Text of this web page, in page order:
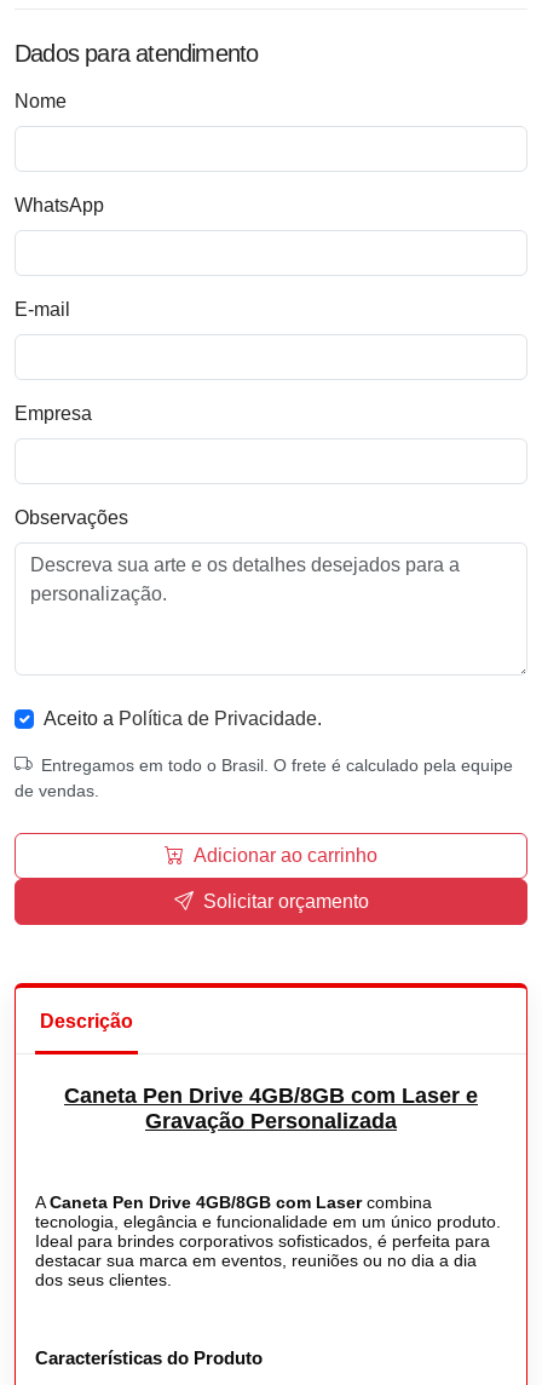
Dados para atendimento
Nome
WhatsApp
E-mail
Empresa
Observações
Aceito a Política de Privacidade.
Entregamos em todo o Brasil. O frete é calculado pela equipe
de vendas.
Adicionar ao carrinho
Solicitar orçamento
Descrição
Caneta Pen Drive 4GB/8GB com Laser e
Gravação Personalizada
ACaneta Pen Drive 4GB/8GB com Lasercombina
tecnologia, elegância e funcionalidade em um único produto.
Ideal para brindes corporativos sofisticados, é perfeita para
destacar sua marca em eventos, reuniões ou no dia a dia
dos seus clientes.
Características do Produto